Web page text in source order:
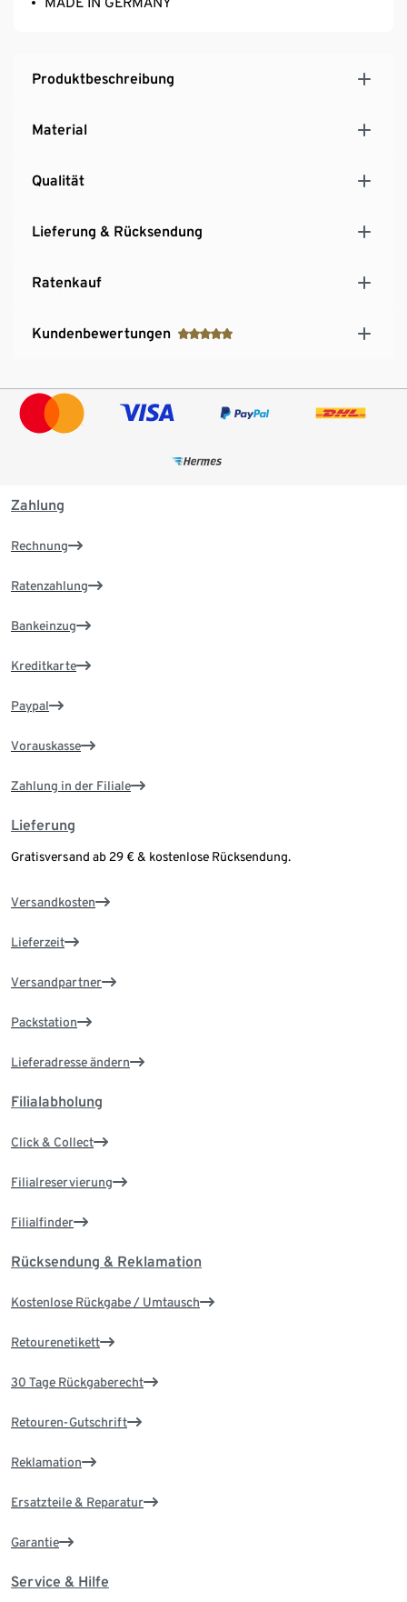
Produktbeschreibung
Material
Qualität
Lieferung & Rücksendung
Ratenkauf
Kundenbewertungen
Zahlung
Rechnung
Ratenzahlung
Bankeinzug
Kreditkarte
Paypal
Vorauskasse
Zahlung in der Filiale
Lieferung
Gratisversand ab 29 € & kostenlose Rücksendung.
Versandkosten
Lieferzeit
Versandpartner
Packstation
Lieferadresse ändern
Filialabholung
Click & Collect
Filialreservierung
Filialfinder
Rücksendung & Reklamation
Kostenlose Rückgabe / Umtausch
Retourenetikett
30 Tage Rückgaberecht
Retouren-Gutschrift
Reklamation
Ersatzteile & Reparatur
Garantie
Service & Hilfe